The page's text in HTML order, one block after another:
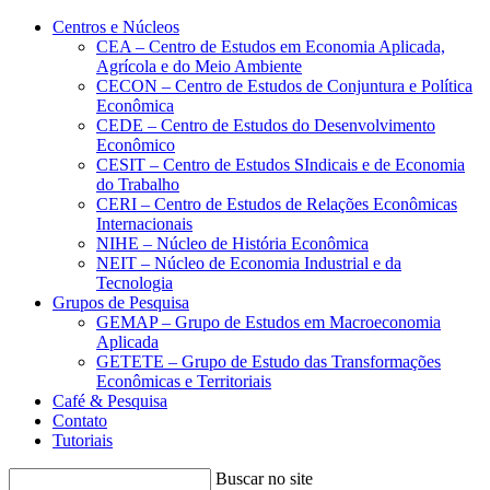
Conteúdo principal Menu principal
Centros e Núcleos
CEA – Centro de Estudos em Economia Aplicada,
Agrícola e do Meio Ambiente
CECON – Centro de Estudos de Conjuntura e Política
Econômica
CEDE – Centro de Estudos do Desenvolvimento
Econômico
CESIT – Centro de Estudos SIndicais e de Economia
do Trabalho
CERI – Centro de Estudos de Relações Econômicas
Internacionais
NIHE – Núcleo de História Econômica
NEIT – Núcleo de Economia Industrial e da
Tecnologia
Grupos de Pesquisa
GEMAP – Grupo de Estudos em Macroeconomia
Aplicada
GETETE – Grupo de Estudo das Transformações
Econômicas e Territoriais
Café & Pesquisa
Contato
Tutoriais
Buscar no site